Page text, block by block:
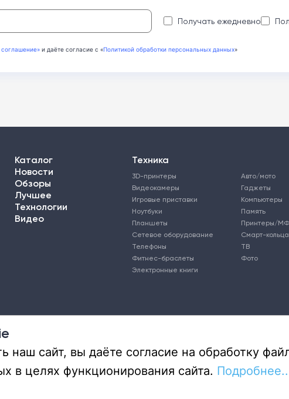
Получать ежедневно
и даёте согласие с «Политикой обработки персональных данных»
Каталог
Новости
Обзоры
Лучшее
Техника
3D-принтеры Авто/мото
Видеокамеры
Гаджеты
Игровые приставки
Компьютеры
Ноутбуки
Память
Планшеты
Принтеры/
Сетевое оборудование
Смарт-кольца
Телефоны
ТВ
Фитнес-браслеты
Фото
Электронные книги
Технологии
Видео
наш сайт, вы даёте согласие на обработку
в целях функционирования сайта.